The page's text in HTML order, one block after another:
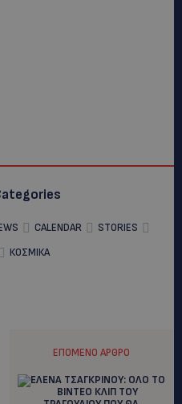
CALENDAR
STORIES
ΚΟΣΜΙΚΑ
ΕΠΌΜΕΝΟ ΆΡΘΡΟ